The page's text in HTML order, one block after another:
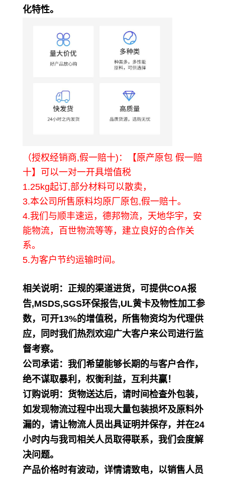
化特性。
（授权经销商,假一赔十)：【原产原包 假一赔
十】可以一对一开具增值税
1.25kg起订,部分材料可以散卖，
3.本公司所售原料均原厂原包,假一赔十。
4.我们与顺丰速运，德邦物流，天地华宇，安
能物流，百世物流等等，建立良好的合作关
系。
5.为客户节约运输时间。
相关说明 ：正规的渠道进货，可提供COA报
告,MSDS,SGS环保报告,UL黄卡及物性加工参
数，可开13%的增值税，所售物资均为代理供
应，同时我们热烈欢迎广大客户来公司进行监
督考察。
公司承诺：我们希望能够长期的与客户合作，
绝不谋取暴利，权衡利益，互利共赢！
订购说明：货物送达后，请时间检查外包装，
如发现物流过程中出现大量包装损坏及原料外
漏的，请让物流人员出具证明并保存，并在24
小时内与我司相关人员取得联系，我们会度解
决问题。
产品价格时有波动，详情请致电，以销售人员